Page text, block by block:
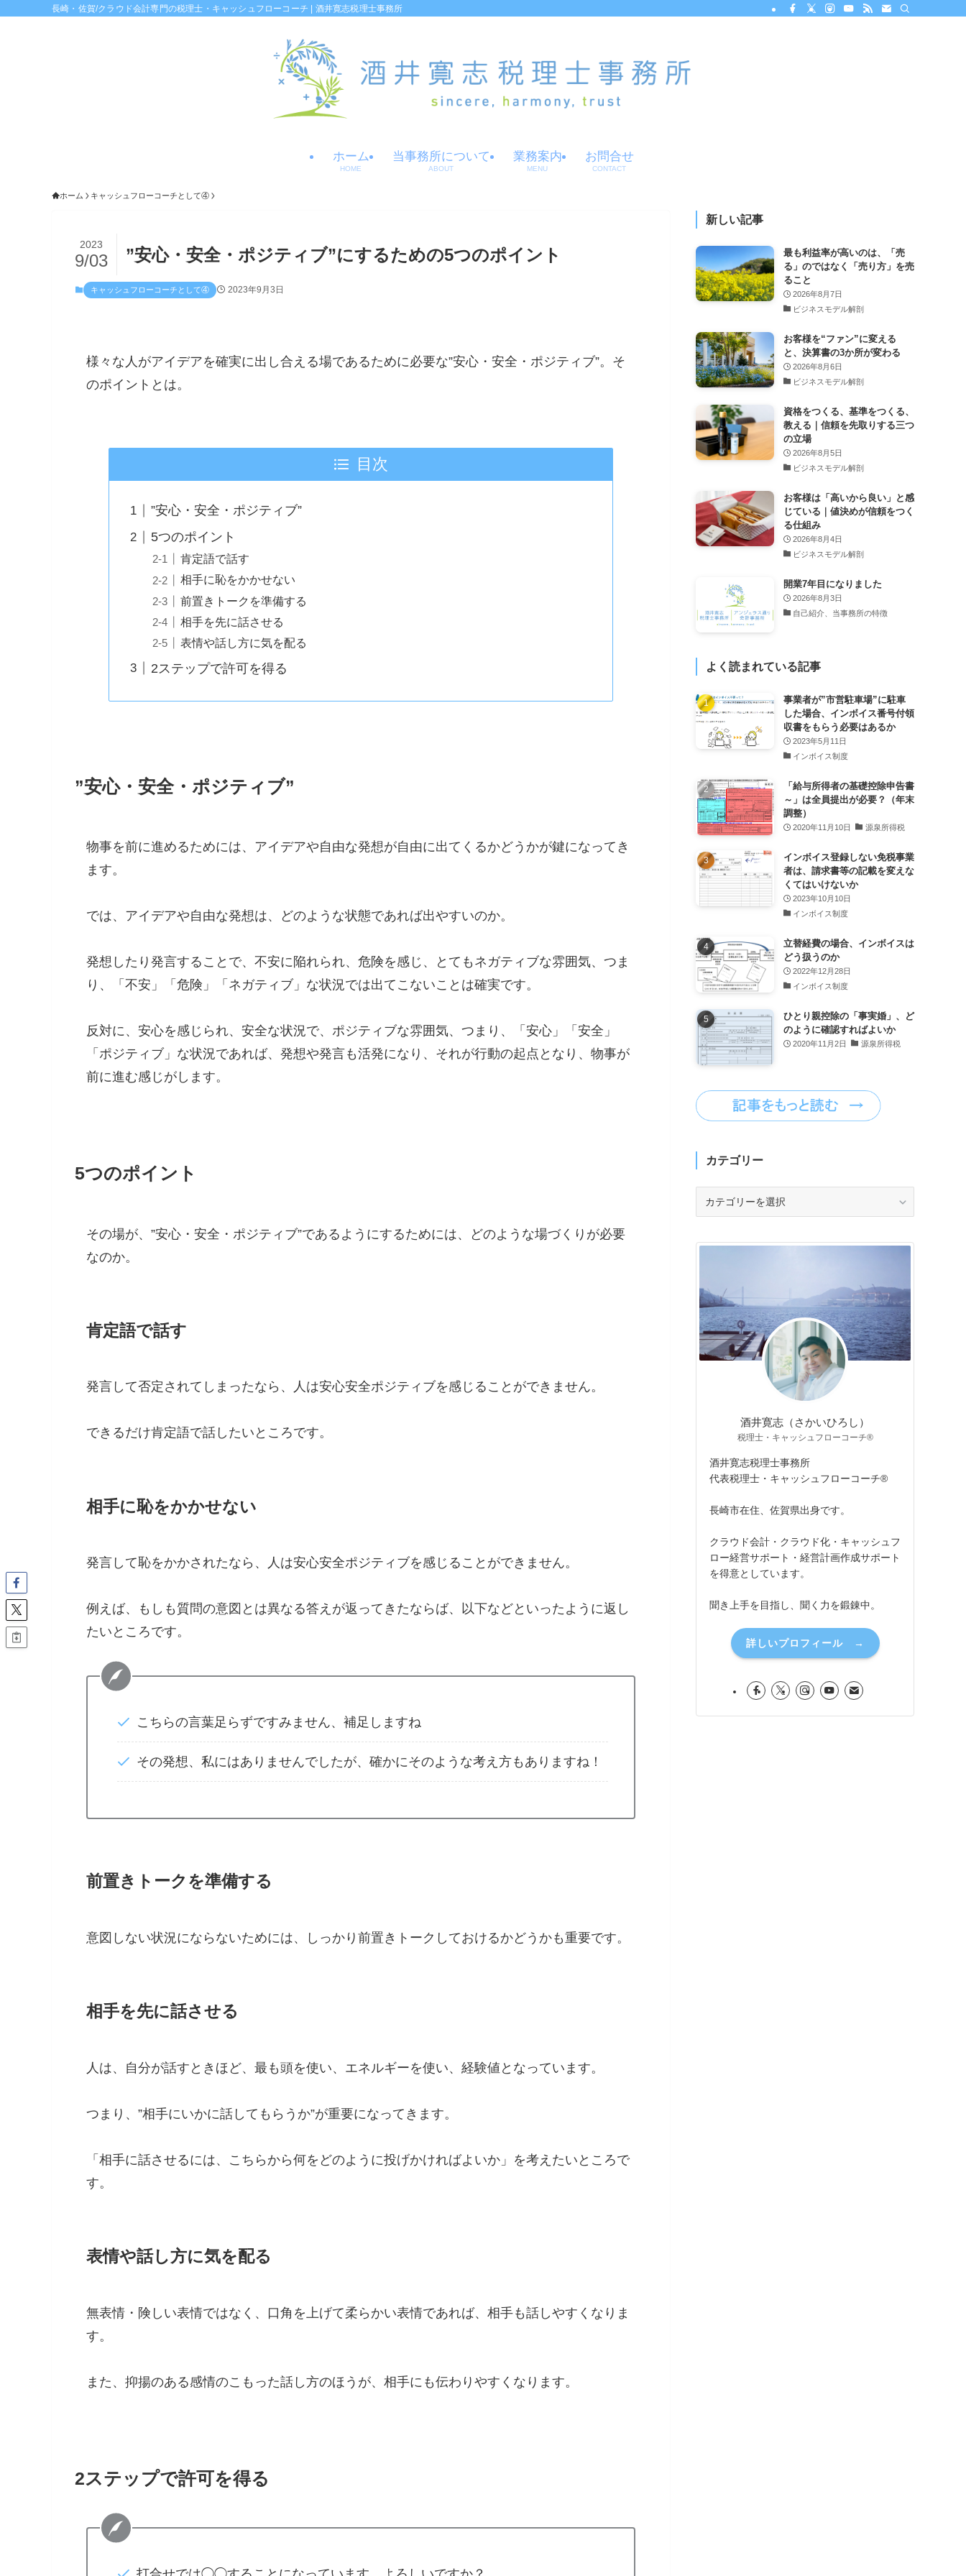
長崎・佐賀/クラウド会計専門の税理士・キャッシュフローコーチ | 酒井寛志税理士事務所
ホーム
HOME
当事務所について
ABOUT
業務案内
MENU
お問合せ
CONTACT
ホーム キャッシュフローコーチとして④
”安心・安全・ポジティブ”にするための5つのポイント
2023
9/03
キャッシュフローコーチとして④ 2023年9月3日
様々な人がアイデアを確実に出し合える場であるために必要な”安心・安全・ポジティブ”。そ
のポイントとは。
目次
”安心・安全・ポジティブ”
5つのポイント
肯定語で話す
相手に恥をかかせない
前置きトークを準備する
相手を先に話させる
表情や話し方に気を配る
2ステップで許可を得る
”安心・安全・ポジティブ”
物事を前に進めるためには、アイデアや自由な発想が自由に出てくるかどうかが鍵になってき
ます。
では、アイデアや自由な発想は、どのような状態であれば出やすいのか。
発想したり発言することで、不安に陥れられ、危険を感じ、とてもネガティブな雰囲気、つま
り、「不安」「危険」「ネガティブ」な状況では出てこないことは確実です。
反対に、安心を感じられ、安全な状況で、ポジティブな雰囲気、つまり、「安心」「安全」
「ポジティブ」な状況であれば、発想や発言も活発になり、それが行動の起点となり、物事が
前に進む感じがします。
5つのポイント
その場が、”安心・安全・ポジティブ”であるようにするためには、どのような場づくりが必要
なのか。
肯定語で話す
発言して否定されてしまったなら、人は安心安全ポジティブを感じることができません。
できるだけ肯定語で話したいところです。
相手に恥をかかせない
発言して恥をかかされたなら、人は安心安全ポジティブを感じることができません。
例えば、もしも質問の意図とは異なる答えが返ってきたならば、以下などといったように返し
たいところです。
こちらの言葉足らずですみません、補足しますね
その発想、私にはありませんでしたが、確かにそのような考え方もありますね！
前置きトークを準備する
意図しない状況にならないためには、しっかり前置きトークしておけるかどうかも重要です。
相手を先に話させる
人は、自分が話すときほど、最も頭を使い、エネルギーを使い、経験値となっています。
つまり、”相手にいかに話してもらうか”が重要になってきます。
「相手に話させるには、こちらから何をどのように投げかければよいか」を考えたいところで
す。
表情や話し方に気を配る
無表情・険しい表情ではなく、口角を上げて柔らかい表情であれば、相手も話しやすくなりま
す。
また、抑揚のある感情のこもった話し方のほうが、相手にも伝わりやすくなります。
2ステップで許可を得る
新しい記事
最も利益率が高いのは、「売
る」のではなく「売り方」を売
ること
2026年8月7日
ビジネスモデル解剖
お客様を“ファン”に変える
と、決算書の3か所が変わる
2026年8月6日
ビジネスモデル解剖
資格をつくる、基準をつくる、
教える｜信頼を先取りする三つ
の立場
2026年8月5日
ビジネスモデル解剖
お客様は「高いから良い」と感
じている｜値決めが信頼をつく
る仕組み
2026年8月4日
ビジネスモデル解剖
開業7年目になりました
2026年8月3日
自己紹介、当事務所の特徴
よく読まれている記事
事業者が”市営駐車場”に駐車
した場合、インボイス番号付領
収書をもらう必要はあるか
2023年5月11日
インボイス制度
「給与所得者の基礎控除申告書
～」は全員提出が必要？（年末
調整）
2020年11月10日 源泉所得税
インボイス登録しない免税事業
者は、請求書等の記載を変えな
くてはいけないか
2023年10月10日
インボイス制度
立替経費の場合、インボイスは
どう扱うのか
2022年12月28日
インボイス制度
ひとり親控除の「事実婚」、ど
のように確認すればよいか
2020年11月2日 源泉所得税
カテゴリー
リ
酒井寛志（さかいひろし）
税理士・キャッシュフローコーチ®
酒井寛志税理士事務所
代表税理士・キャッシュフローコーチ®
長崎市在住、佐賀県出身です。
クラウド会計・クラウド化・キャッシュフ
ロー経営サポート・経営計画作成サポート
を得意としています。
聞き上手を目指し、聞く力を鍛錬中。
詳しいプロフィール →